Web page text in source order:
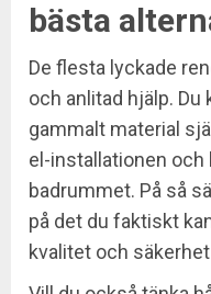
bästa
De flesta lyckade
och anlitad hjälp.
gammalt material
el-installationen och
badrummet. På så
på det du faktiskt
kvalitet och